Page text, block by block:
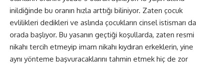
inildiğinde bu oranın hızla arttığı biliniyor. Zaten çocuk
evlilikleri dedikleri ve aslında çocukların cinsel istismarı da
orada başlıyor. Bu yasanın geçtiği koşullarda, zaten resmi
nikahı tercih etmeyip imam nikahı kıydıran erkeklerin, yine
aynı yönteme başvuracaklarını tahmin etmek hiç de zor